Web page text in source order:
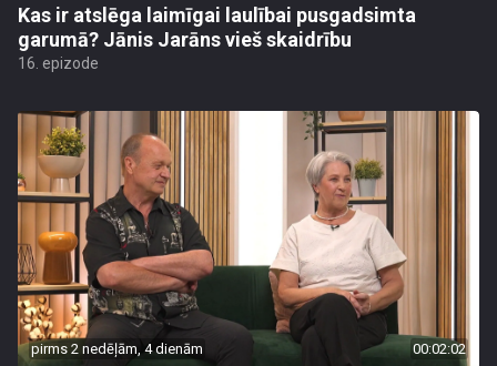
Kas ir atslēga laimīgai laulībai pusgadsimta
garumā? Jānis Jarāns vieš skaidrību
16. epizode
pirms 2 nedēļām, 4 dienām 00:02:02